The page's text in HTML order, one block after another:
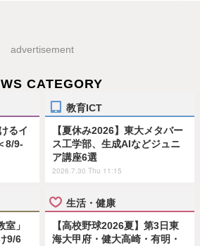
advertisement
CATEGORY
るイ
8/9-
教育ICT
【夏休み2026】東大メタバー
ス工学部、生成AIなどジュニ
ア講座6選
2026.7.30 Thu 11:15
」
9/6
生活・健康
【高校野球2026夏】第3日東
海大甲府・健大高崎・有明・